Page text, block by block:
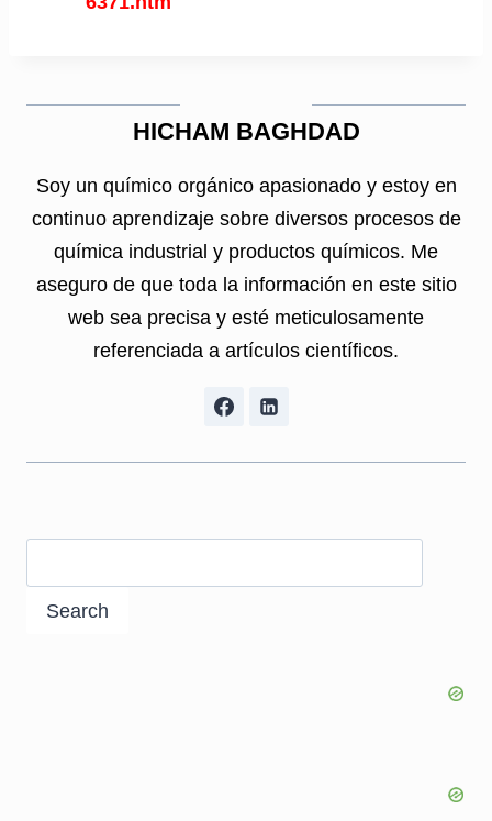
HICHAM BAGHDAD
Soy un químico orgánico apasionado y estoy en
continuo aprendizaje sobre diversos procesos de
química industrial y productos químicos. Me
aseguro de que toda la información en este sitio
web sea precisa y esté meticulosamente
referenciada a artículos científicos.
Search